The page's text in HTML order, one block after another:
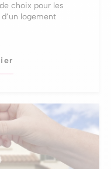
choix pour les
logement